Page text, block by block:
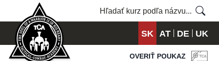
SK AT DE UK
OVERIŤ POUKAZ